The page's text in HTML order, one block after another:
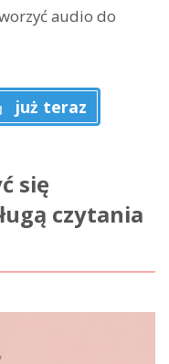
audio do
już teraz
się
czytania